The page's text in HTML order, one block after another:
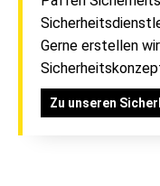
Gerne erstellen
Zu unseren